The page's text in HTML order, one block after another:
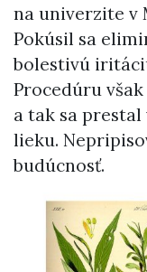
na univerzite v
Pokúsil sa
bolestivú
Procedúru
a tak sa
lieku.
budúcnosť.